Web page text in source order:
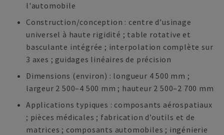
l'automobile
Construction/conception : centre d’usinage
universel à haute rigidité ; table rotative et
basculante intégrée ; interpolation complète sur
3 axes ; guidages linéaires de précision
Dimensions (environ) : longueur 4 500 mm ;
largeur 2 500–4 500 mm ; hauteur 2 500–2 700 mm
Applications typiques : composants aérospatiaux
; pièces médicales ; fabrication d’outils et de
matrices ; composants automobiles ; ingénierie